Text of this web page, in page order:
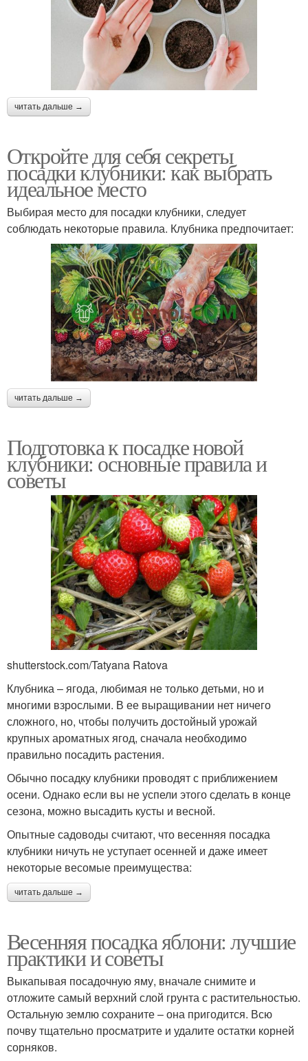
читать дальше →
Откройте для себя секреты
посадки клубники: как выбрать
идеальное место
Выбирая место для посадки клубники, следует
соблюдать некоторые правила. Клубника предпочитает:
читать дальше →
Подготовка к посадке новой
клубники: основные правила и
советы
shutterstock.com/Tatyana Ratova
Клубника – ягода, любимая не только детьми, но и
многими взрослыми. В ее выращивании нет ничего
сложного, но, чтобы получить достойный урожай
крупных ароматных ягод, сначала необходимо
правильно посадить растения.
Обычно посадку клубники проводят с приближением
осени. Однако если вы не успели этого сделать в конце
сезона, можно высадить кусты и весной.
Опытные садоводы считают, что весенняя посадка
клубники ничуть не уступает осенней и даже имеет
некоторые весомые преимущества:
читать дальше →
Весенняя посадка яблони: лучшие
практики и советы
Выкапывая посадочную яму, вначале снимите и
отложите самый верхний слой грунта с растительностью.
Остальную землю сохраните – она пригодится. Всю
почву тщательно просматрите и удалите остатки корней
сорняков.